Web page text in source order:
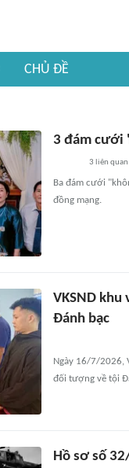
CHỦ ĐỀ
3 đám cưới
3 liên quan
Ba đám cưới
đồng mạng.
VKSND
Đánh bạc
Ngày 16/7/2026,
đối tượng về tội
Hồ sơ số